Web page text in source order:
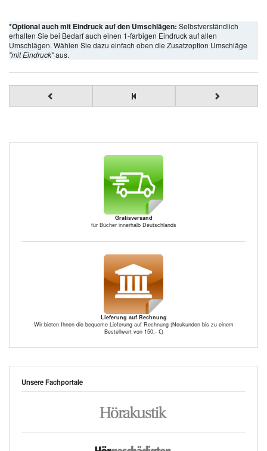
*Optional auch mit Eindruck auf den Umschlägen: Selbstverständlich
erhalten Sie bei Bedarf auch einen 1-farbigen Eindruck auf allen
Umschlägen. Wählen Sie dazu einfach oben die Zusatzoption Umschläge
"mit Eindruck"aus.
Gratisversand
für Bücher innerhalb Deutschlands
Lieferung auf Rechnung
Wir bieten Ihnen die bequeme Lieferung auf Rechnung (Neukunden bis zu einem
Bestellwert von 150,- €)
Unsere Fachportale